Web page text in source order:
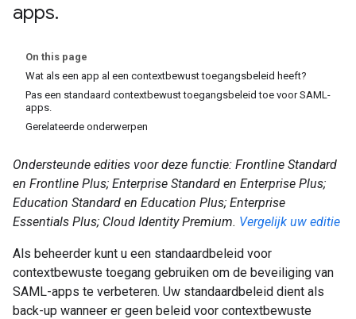
apps.
On this page
Wat als een app al een contextbewust toegangsbeleid heeft?
Pas een standaard contextbewust toegangsbeleid toe voor SAML-
apps.
Gerelateerde onderwerpen
Ondersteunde edities voor deze functie: Frontline Standard
en Frontline Plus; Enterprise Standard en Enterprise Plus;
Education Standard en Education Plus; Enterprise
Essentials Plus; Cloud Identity Premium. Vergelijk uw editie
Als beheerder kunt u een standaardbeleid voor
contextbewuste toegang gebruiken om de beveiliging van
SAML-apps te verbeteren. Uw standaardbeleid dient als
back-up wanneer er geen beleid voor contextbewuste